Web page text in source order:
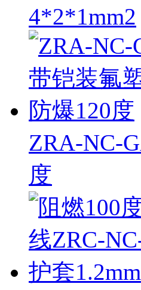
4*2*1mm2
ZRA-NC-
度